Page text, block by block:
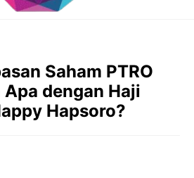
Saham PTRO
dengan Haji
Hapsoro?